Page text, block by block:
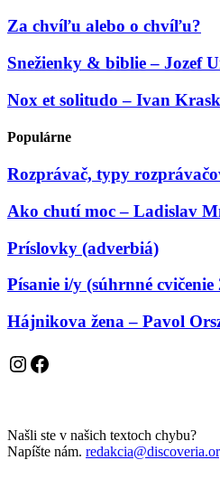
Za chvíľu alebo o chvíľu?
Snežienky & biblie – Jozef
Nox et solitudo – Ivan
Populárne
Rozprávač, typy
Ako chutí moc – Ladislav
Príslovky (adverbiá)
Písanie i/y (súhrnné cvičenie
Hájnikova žena – Pavol
Instagram
Facebook
Našli ste v našich textoch chybu?
Napíšte nám.